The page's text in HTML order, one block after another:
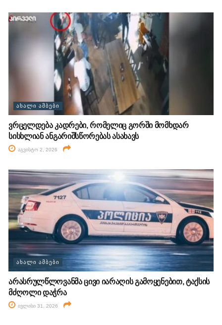
ᲐᲮᲐᲚᲘ ᲐᲛᲑᲔᲑᲘ
ვრცელდება კადრები, რომელიც გორში მომხდარ
სისხლიან ანგარიშსწორებას ასახავს
აგვისტო 2, 2026
ᲐᲮᲐᲚᲘ ᲐᲛᲑᲔᲑᲘ
არასრულწლოვანმა ცივი იარაღის გამოყენებით, ტაქსის
მძღოლი დაჭრა
ივლისი 31, 2026